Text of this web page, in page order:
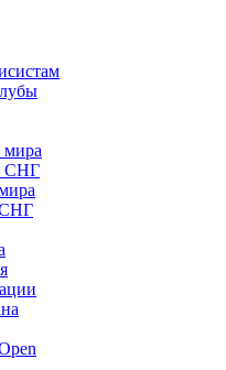
мира
СНГ
СНГ